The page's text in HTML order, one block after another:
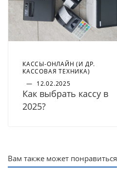
КАССЫ-ОНЛАЙН (И ДР.
КАССОВАЯ ТЕХНИКА)
— 12.02.2025
Как выбрать кассу в
2025?
Вам также может понравиться